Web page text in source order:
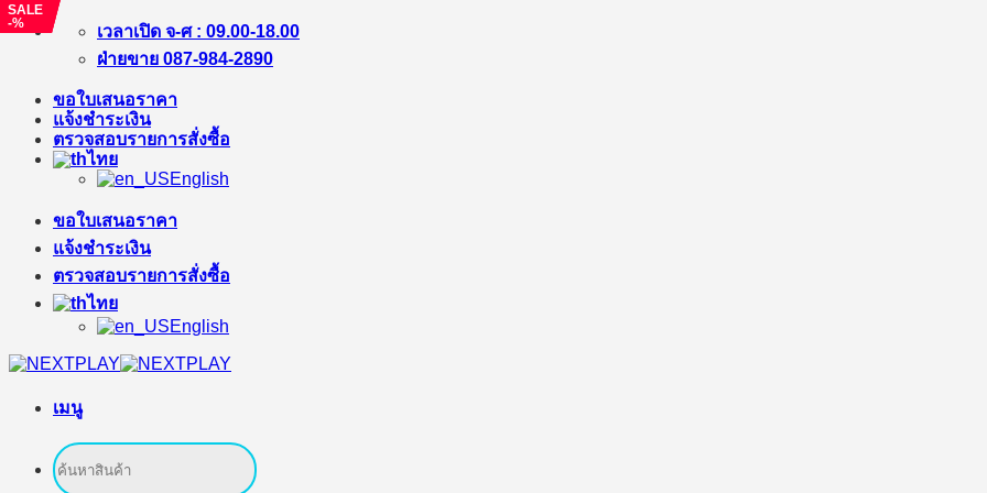
ข้าม
เนื้อหา
เวลาเปิด จ-ศ : 09.00-18.00
ฝ่ายขาย 087-984-2890
ขอใบเสนอราคา
แจ้งชำระเงิน
ตรวจสอบรายการสั่งซื้อ
ไทย
English
ขอใบเสนอราคา
แจ้งชำระเงิน
ตรวจสอบรายการสั่งซื้อ
ไทย
English
เมนู
ค้นหา:
SALE
-%
SALE
-%
SALE
-%